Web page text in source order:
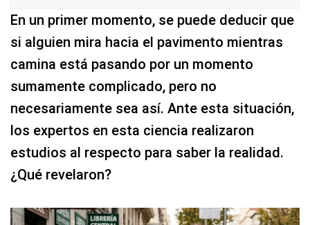
En un primer momento, se puede deducir que
si alguien mira hacia el pavimento mientras
camina está pasando por un momento
sumamente complicado, pero no
necesariamente sea así. Ante esta situación,
los expertos en esta ciencia realizaron
estudios al respecto para saber la realidad.
¿Qué revelaron?